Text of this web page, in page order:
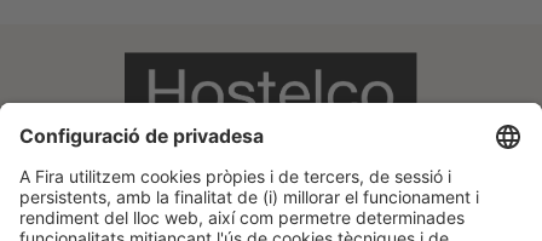
Informació legal
Avís legal